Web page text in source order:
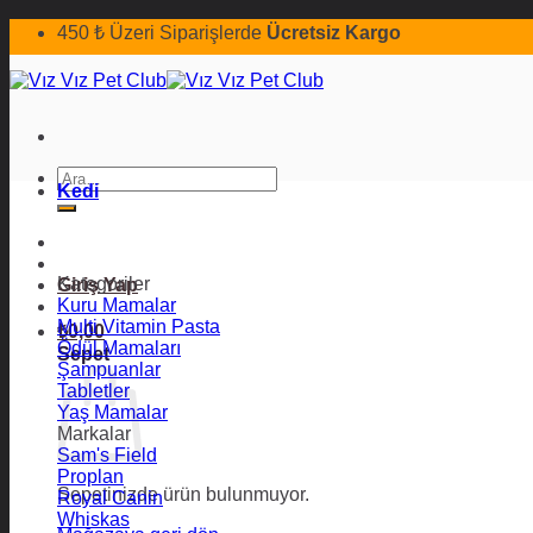
İçeriğe450 ₺ Üzeri Siparişlerde Ücretsiz Kargo
Ara:
Giriş Yap
₺0,00
Sepet
Sepetinizde ürün bulunmuyor.
Kedi
Kategoriler
Kuru Mamalar
Multi Vitamin Pasta
Ödül Mamaları
Şampuanlar
Tabletler
Yaş Mamalar
Markalar
Sam's Field
Proplan
Royal Canin
Whiskas